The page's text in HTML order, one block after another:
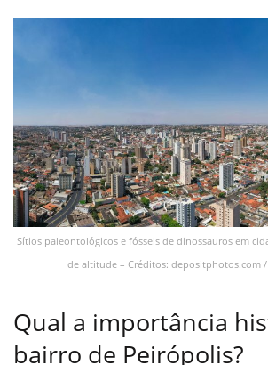
Sítios paleontológicos e fósseis de dinossauros em
de altitude – Créditos: depositphotos.com /
Qual a importância
bairro de Peirópolis?